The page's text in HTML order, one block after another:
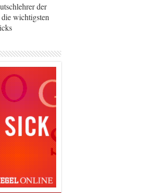
der
wichtigsten